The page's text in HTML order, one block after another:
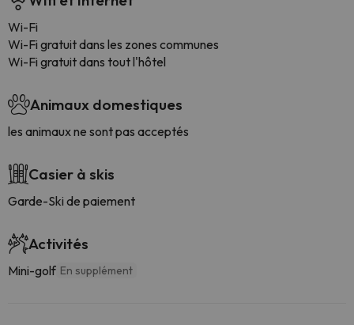
Wi-Fi
Wi-Fi gratuit dans les zones communes
Wi-Fi gratuit dans tout l'hôtel
Animaux domestiques
les animaux ne sont pas acceptés
Casier à skis
Garde-Ski de paiement
Activités
Mini-golf En supplément